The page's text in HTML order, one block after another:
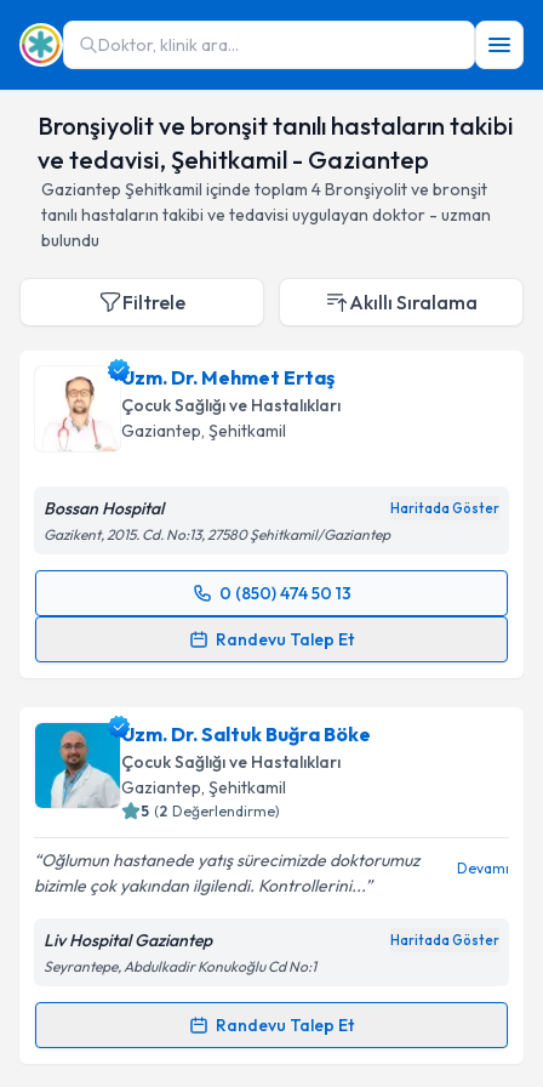
Doktor, klinik ara...
Bronşiyolit ve bronşit tanılı hastaların takibi
ve tedavisi, Şehitkamil - Gaziantep
Gaziantep Şehitkamil içinde toplam 4Bronşiyolit ve bronşit
tanılı hastaların takibi ve tedavisi uygulayan doktor - uzman
bulundu
Filtrele Akıllı Sıralama
Uzm. Dr. Mehmet Ertaş
Çocuk Sağlığı ve Hastalıkları
Gaziantep, Şehitkamil
Bossan Hospital Haritada Göster
Gazikent, 2015. Cd. No:13, 27580 Şehitkamil/Gaziantep
0 (850) 474 50 13
Randevu Talep Et
Randevu Takvimi Talebi
takvim hazırlandığında e-posta ile bilgilendireceğiz.
E-posta Adresiniz
Kişisel verilerimin işlenmesine ilişkin
kapsamda işlenmesini kabul ediyorum.
Takvim Talebini Gönder
Uzm. Dr. Saltuk Buğra Böke
Çocuk Sağlığı ve Hastalıkları
Gaziantep, Şehitkamil
5 (2 Değerlendirme)
Oğlumun hastanede yatış sürecimizde doktorumuz
bizimle çok yakından ilgilendi. Kontrollerini...
Devamı
Liv Hospital Gaziantep Haritada Göster
Seyrantepe, Abdulkadir Konukoğlu Cd No:1
Randevu Talep Et
Randevu Takvimi Talebi